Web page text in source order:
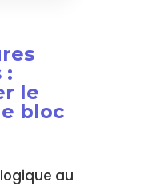
:
le
bloc
au